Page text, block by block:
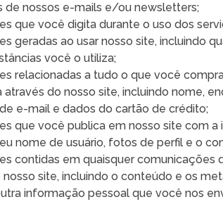
de nossos e-mails e/ou newsletters;
que você digita durante o uso dos
geradas ao usar nosso site, incluindo
você o utiliza;
relacionadas a tudo o que você
através do nosso site, incluindo nome,
e-mail e dados do cartão de crédito;
que você publica em nosso site com
nome de usuário, fotos de perfil e o
contidas em quaisquer comunicações
nosso site, incluindo o conteúdo e os
informação pessoal que você nos